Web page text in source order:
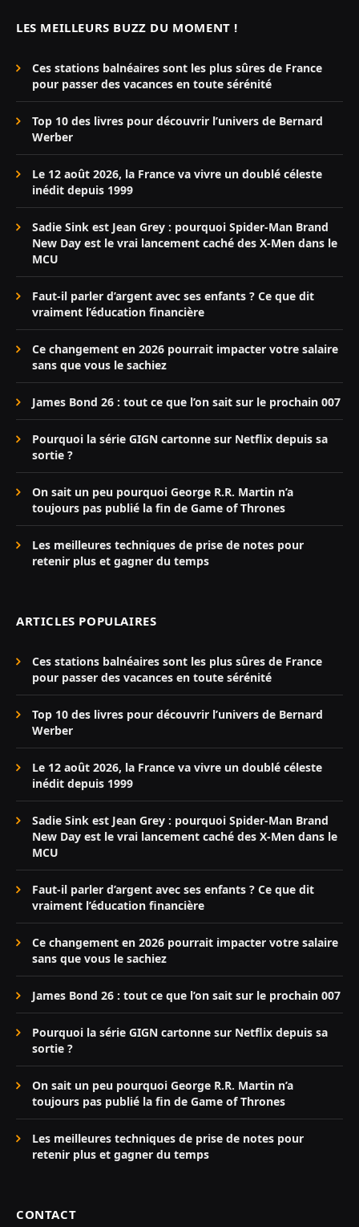
LES MEILLEURS BUZZ DU MOMENT !
Ces stations balnéaires sont les plus sûres de France
pour passer des vacances en toute sérénité
Top 10 des livres pour découvrir l’univers de Bernard
Werber
Le 12 août 2026, la France va vivre un doublé céleste
inédit depuis 1999
Sadie Sink est Jean Grey : pourquoi Spider-Man Brand
New Day est le vrai lancement caché des X-Men dans le
MCU
Faut-il parler d’argent avec ses enfants ? Ce que dit
vraiment l’éducation financière
Ce changement en 2026 pourrait impacter votre salaire
sans que vous le sachiez
James Bond 26 : tout ce que l’on sait sur le prochain 007
Pourquoi la série GIGN cartonne sur Netflix depuis sa
sortie ?
On sait un peu pourquoi George R.R. Martin n’a
toujours pas publié la fin de Game of Thrones
Les meilleures techniques de prise de notes pour
retenir plus et gagner du temps
ARTICLES POPULAIRES
Ces stations balnéaires sont les plus sûres de France
pour passer des vacances en toute sérénité
Top 10 des livres pour découvrir l’univers de Bernard
Werber
Le 12 août 2026, la France va vivre un doublé céleste
inédit depuis 1999
Sadie Sink est Jean Grey : pourquoi Spider-Man Brand
New Day est le vrai lancement caché des X-Men dans le
MCU
Faut-il parler d’argent avec ses enfants ? Ce que dit
vraiment l’éducation financière
Ce changement en 2026 pourrait impacter votre salaire
sans que vous le sachiez
James Bond 26 : tout ce que l’on sait sur le prochain 007
Pourquoi la série GIGN cartonne sur Netflix depuis sa
sortie ?
On sait un peu pourquoi George R.R. Martin n’a
toujours pas publié la fin de Game of Thrones
Les meilleures techniques de prise de notes pour
retenir plus et gagner du temps
CONTACT